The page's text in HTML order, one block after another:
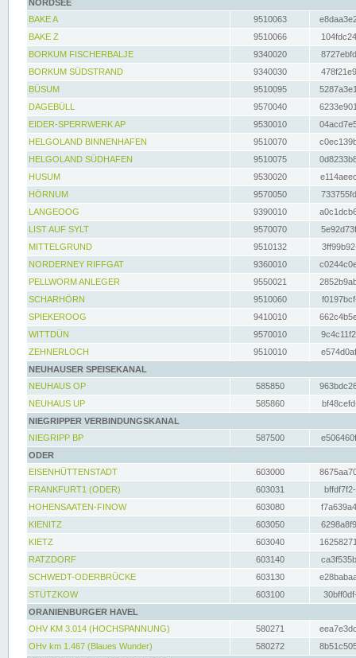
NORDSEE
BAKE A
9510063
BAKE Z
9510066
BORKUM FISCHERBALJE
9340020
BORKUM SÜDSTRAND
9340030
BÜSUM
9510095
DAGEBÜLL
9570040
EIDER-SPERRWERK AP
9530010
HELGOLAND BINNENHAFEN
9510070
HELGOLAND SÜDHAFEN
9510075
HUSUM
9530020
HÖRNUM
9570050
LANGEOOG
9390010
LIST AUF SYLT
9570070
MITTELGRUND
9510132
NORDERNEY RIFFGAT
9360010
PELLWORM ANLEGER
9550021
SCHARHÖRN
9510060
SPIEKEROOG
9410010
WITTDÜN
9570010
ZEHNERLOCH
9510010
NEUHAUSER SPEISEKANAL
NEUHAUS OP
585850
NEUHAUS UP
585860
NIEGRIPPER VERBINDUNGSKANAL
NIEGRIPP BP
587500
ODER
EISENHÜTTENSTADT
603000
FRANKFURT1 (ODER)
603031
HOHENSAATEN-FINOW
603080
KIENITZ
603050
KIETZ
603040
RATZDORF
603140
SCHWEDT-ODERBRÜCKE
603130
STÜTZKOW
603100
ORANIENBURGER HAVEL
OHV KM 3.014 (HOCHSPANNUNG)
580271
OHv km 1.467 (Blaues Wunder)
580272